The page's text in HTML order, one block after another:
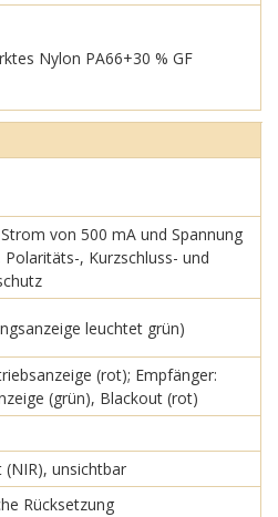
Nylon PA66+30 % GF
von 500 mA und Spannung
Polaritäts-, Kurzschluss- und
leuchtet grün)
(rot); Empfänger:
(grün), Blackout (rot)
unsichtbar
Rücksetzung